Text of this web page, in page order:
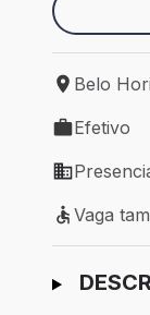
Local de
Belo
Tipo de
Efetivo
Modelo de
Vaga
Vaga
Ir para